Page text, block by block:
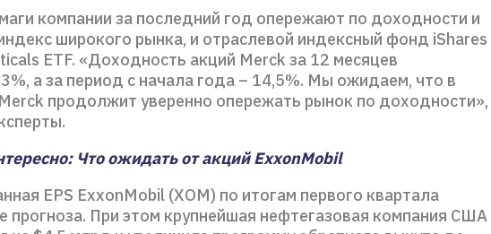
компании за последний год опережают по доходности и
широкого рынка, и отраслевой индексный фонд iShares
ETF. «Доходность акций Merck за 12 месяцев
а за период с начала года – 14,5%. Мы ожидаем, что в
продолжит уверенно опережать рынок по доходности»,
Что ожидать от акций ExxonMobil
EPS ExxonMobil (XOM) по итогам первого квартала
прогноза. При этом крупнейшая нефтегазовая компания США